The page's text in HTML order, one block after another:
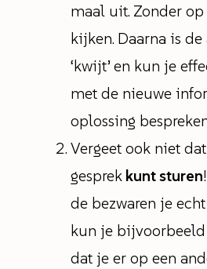
maal uit. Zonder
kijken. Daarna is
‘kwijt’ en kun je
met de nieuwe
oplossing
Vergeet ook niet
gesprekkunt sturen
de bezwaren je
kun je bijvoorbeeld
dat je er op een